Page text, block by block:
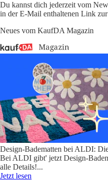
Du kannst dich jederzeit vom
in der E-Mail enthaltenen Link
Neues vom KaufDA Magazin
Design-Badematten bei ALDI:
Bei ALDI gibt' jetzt Design-
alle Details!...
Jetzt lesen